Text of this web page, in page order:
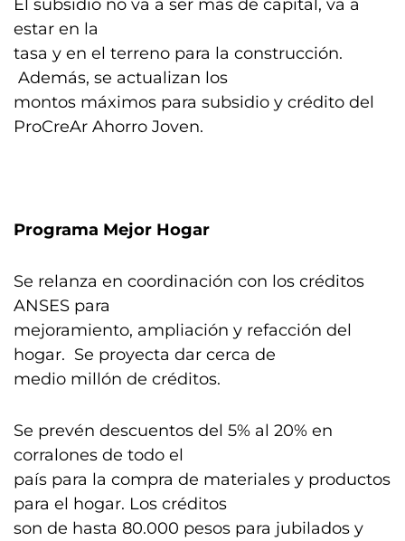
El subsidio no va a ser más de capital, va a
estar en la
tasa y en el terreno para la construcción.
Además, se actualizan los
montos máximos para subsidio y crédito del
ProCreAr Ahorro Joven.
Programa Mejor Hogar
Se relanza en coordinación con los créditos
ANSES para
mejoramiento, ampliación y refacción del
hogar. Se proyecta dar cerca de
medio millón de créditos.
Se prevén descuentos del 5% al 20% en
corralones de todo el
país para la compra de materiales y productos
para el hogar. Los créditos
son de hasta 80.000 pesos para jubilados y